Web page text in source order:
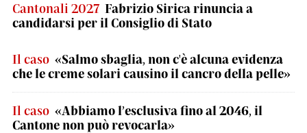
Cantonali 2027 Fabrizio Sirica rinuncia a
candidarsi per il Consiglio di Stato
Il caso «Salmo sbaglia, non c'è alcuna evidenza
che le creme solari causino il cancro della pelle»
Il caso «Abbiamo l’esclusiva fino al 2046, il
Cantone non può revocarla»